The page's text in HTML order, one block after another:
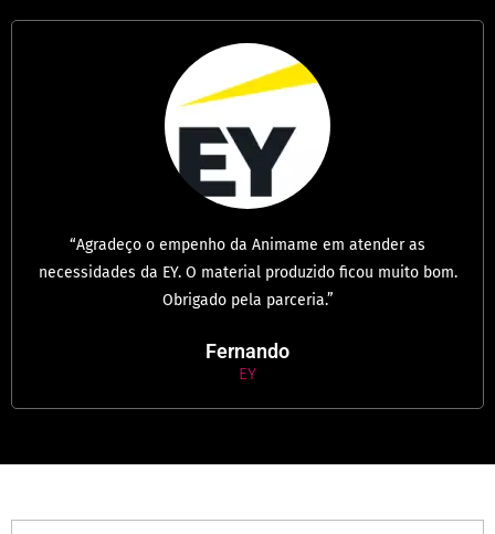
“Agradeço o empenho da Animame em atender as
necessidades da EY. O material produzido ficou muito bom.
Obrigado pela parceria.”
Fernando
EY